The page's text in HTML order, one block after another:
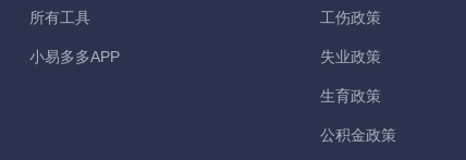
所有工具
小易多多APP
工伤政策
失业政策
生育政策
公积金政策